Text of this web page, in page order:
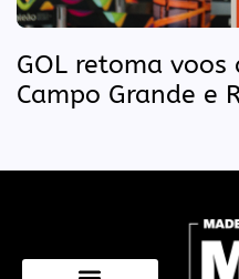
GOL retoma voos
Campo Grande e